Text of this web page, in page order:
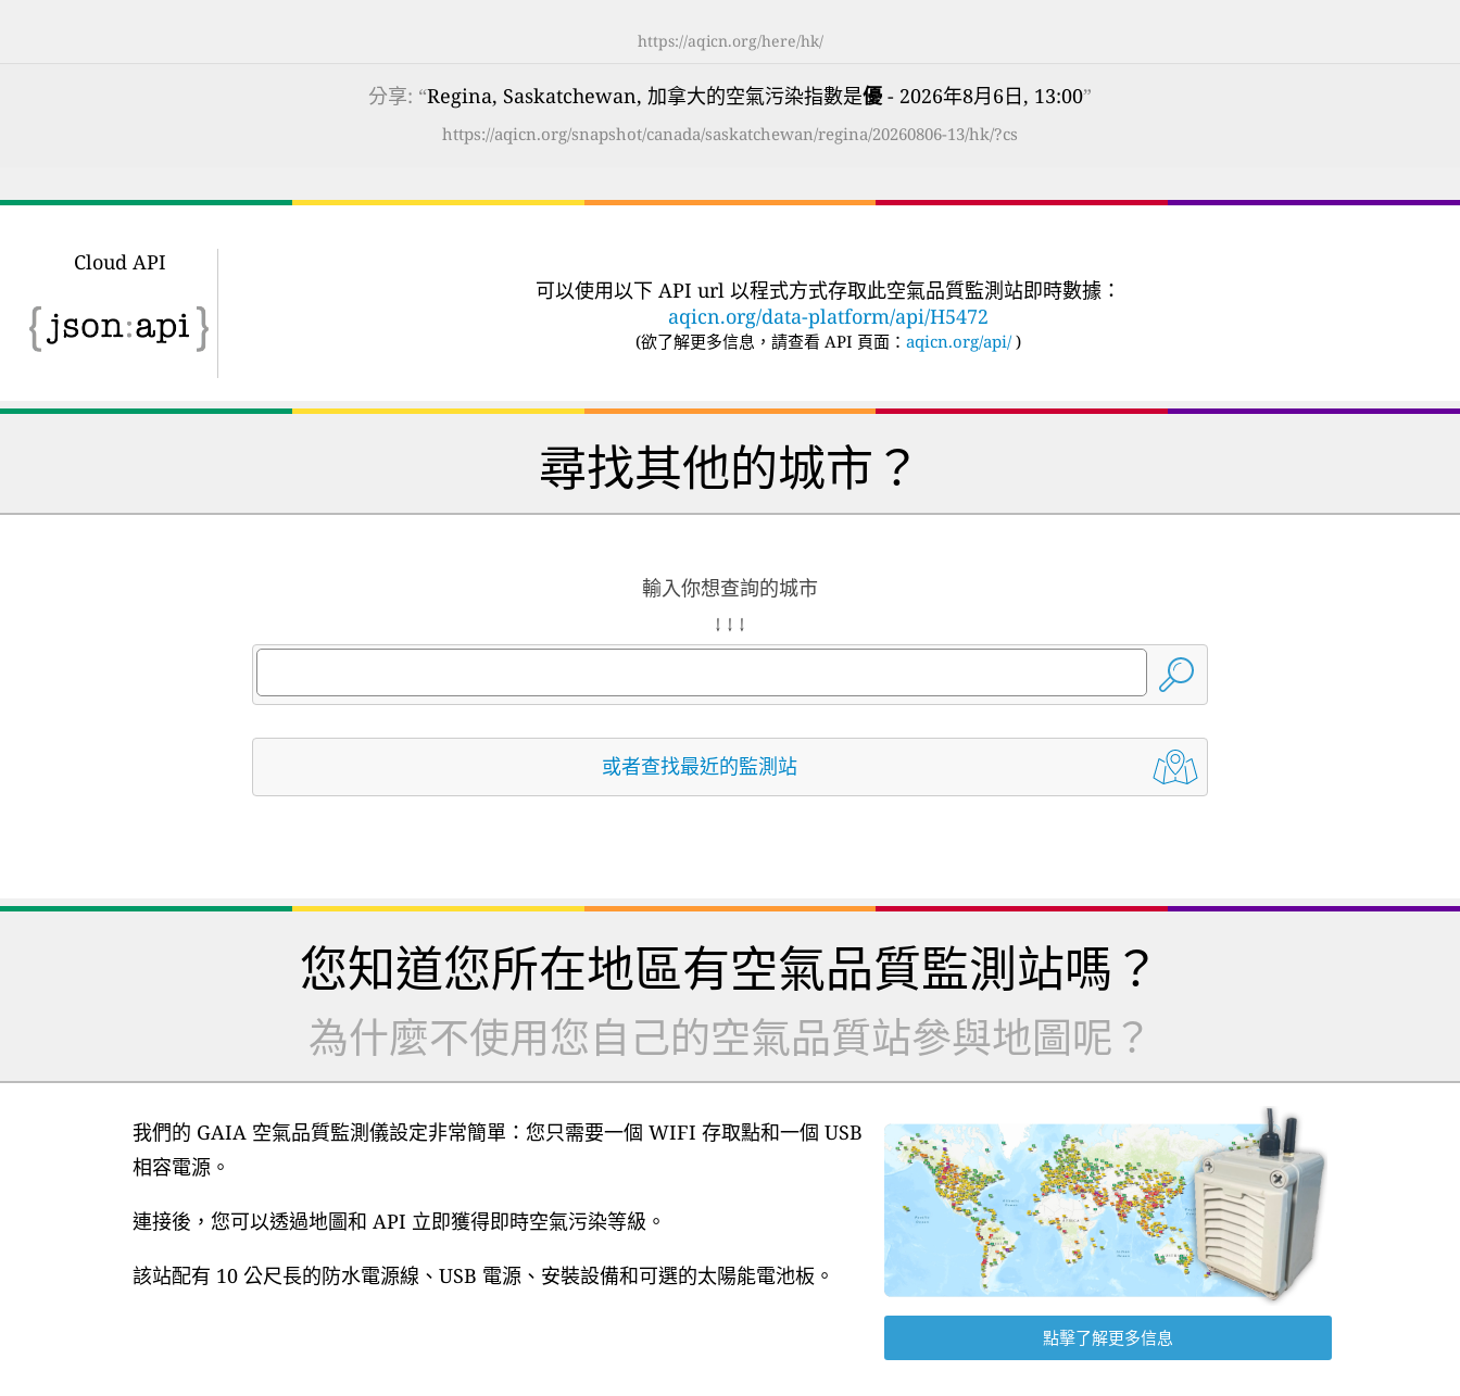
https://aqicn.org/here/hk/
分享: “Regina, Saskatchewan, 加拿大的空氣污染指數是優 - 2026年8月6日, 13:00”
https://aqicn.org/snapshot/canada/saskatchewan/regina/20260806-13/hk/?cs
Cloud API
可以使用以下 API url 以程式方式存取此空氣品質監測站即時數據：
aqicn.org/data-platform/api/H5472
(欲了解更多信息，請查看 API 頁面： aqicn.org/api/ )
尋找其他的城市？
輸入你想查詢的城市
↓ ↓ ↓
或者查找最近的監測站
您知道您所在地區有空氣品質監測站嗎？
為什麼不使用您自己的空氣品質站參與地圖呢？
我們的 GAIA 空氣品質監測儀設定非常簡單：您只需要一個 WIFI 存取點和一個 USB
相容電源。
連接後，您可以透過地圖和 API 立即獲得即時空氣污染等級。
該站配有 10 公尺長的防水電源線、USB 電源、安裝設備和可選的太陽能電池板。
點擊了解更多信息